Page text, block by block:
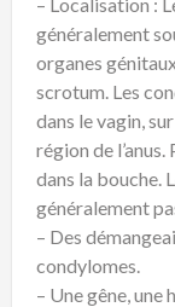
généralement
organes
scrotum. Les
dans le vagin,
région de
dans la bouche.
généralement
– Des
condylomes.
– Une gêne,